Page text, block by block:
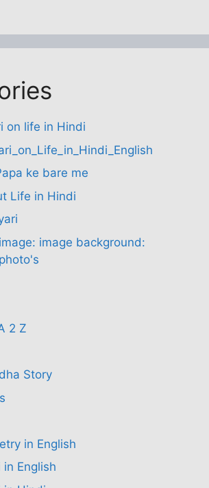
on life in Hindi
ke bare me
Life in Hindi
image background:
2 Z
Story
in English
in English